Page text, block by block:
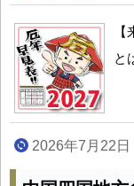
と
2026年7月22日